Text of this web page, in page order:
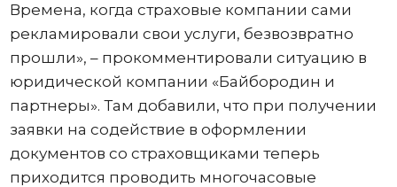
Времена, когда страховые компании сами
рекламировали свои услуги, безвозвратно
прошли», – прокомментировали ситуацию в
юридической компании «Байбородин и
партнеры». Там добавили, что при получении
заявки на содействие в оформлении
документов со страховщиками теперь
приходится проводить многочасовые